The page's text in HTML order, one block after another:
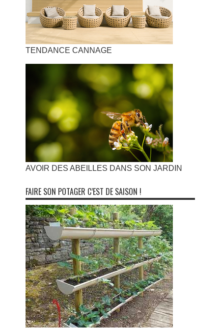
TENDANCE CANNAGE
AVOIR DES ABEILLES DANS SON JARDIN
FAIRE SON POTAGER C’EST DE SAISON !